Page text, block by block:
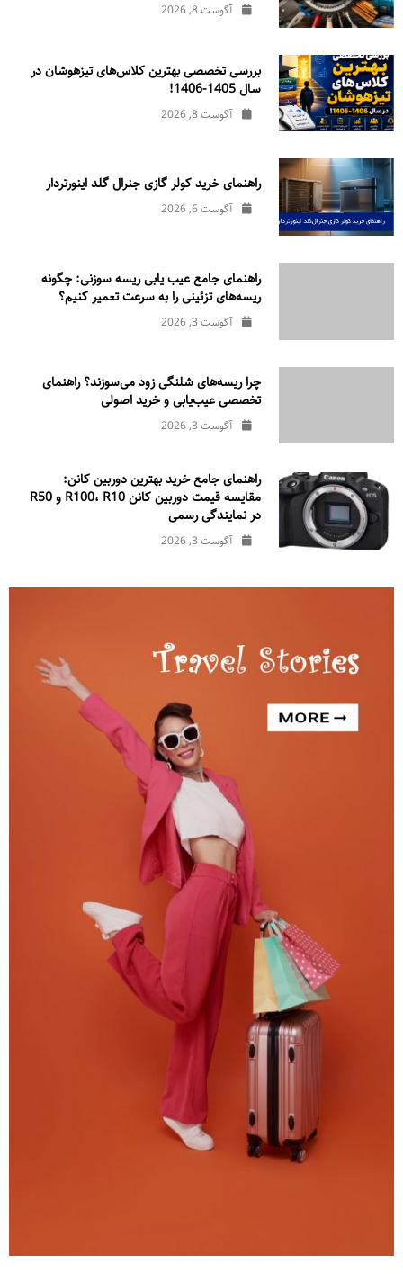
آگوست 8, 2026
بررسی تخصصی بهترین کلاس‌های تیزهوشان در
سال 1405-1406!
آگوست 8, 2026
راهنمای خرید کولر گازی جنرال‌ گلد اینورتر‌دار
آگوست 6, 2026
راهنمای جامع عیب یابی ریسه سوزنی: چگونه
ریسه‌های تزئینی را به سرعت تعمیر کنیم؟
آگوست 3, 2026
چرا ریسه‌های شلنگی زود می‌سوزند؟ راهنمای
تخصصی عیب‌یابی و خرید اصولی
آگوست 3, 2026
راهنمای جامع خرید بهترین دوربین کانن:
مقایسه قیمت دوربین کانن R100، R10 و R50
در نمایندگی رسمی
آگوست 3, 2026